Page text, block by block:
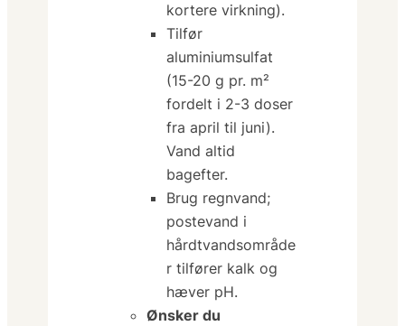
kortere virkning).
Tilfør
aluminiumsulfat
(15-20 g pr. m²
fordelt i 2-3 doser
fra april til juni).
Vand altid
bagefter.
Brug regnvand;
postevand i
hårdtvandsområde
r tilfører kalk og
hæver pH.
Ønsker du